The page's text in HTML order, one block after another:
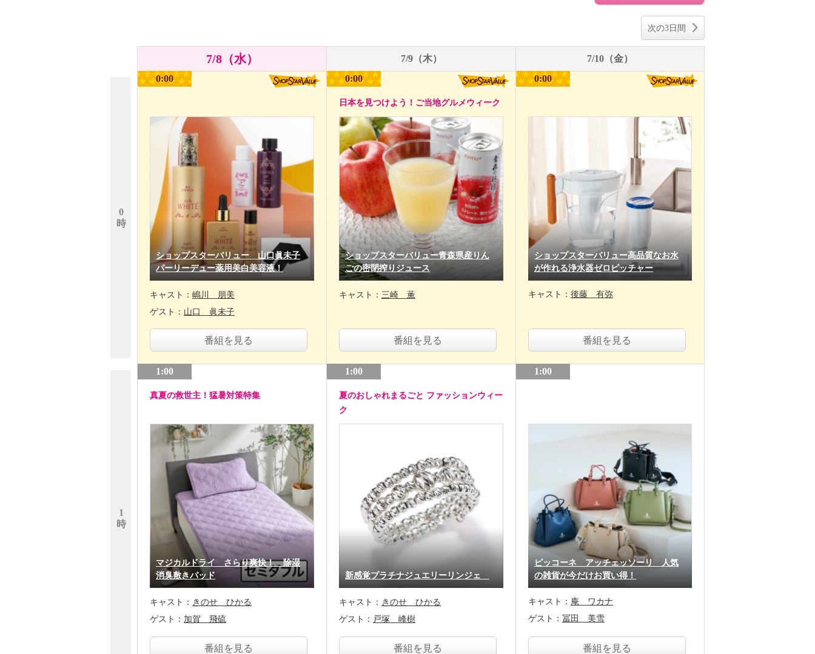
次の3日間
7/8（水） 7/9（木） 7/10（金）
0
時
1
時
0:00
ショップスターバリュー 山口眞未子
パーリーデュー薬用美白美容液！
キャスト： 嶋川 朋美
ゲスト： 山口 眞未子
番組を見る
1:00
真夏の救世主！猛暑対策特集
マジカルドライ さらり爽快！ 除湿
消臭敷きパッド
キャスト： きのせ ひかる
ゲスト： 加賀 飛硫
番組を見る
0:00
日本を見つけよう！ご当地グルメウィーク
ショップスターバリュー青森県産りん
ごの密閉搾りジュース
キャスト： 三崎 薫
番組を見る
1:00
夏のおしゃれまるごと ファッションウィー
ク
新感覚プラチナジュエリーリンジェ
キャスト： きのせ ひかる
ゲスト： 戸塚 峰樹
番組を見る
0:00
ショップスターバリュー高品質なお水
が作れる浄水器ゼロピッチャー
キャスト： 後藤 有弥
番組を見る
1:00
ピッコーネ アッチェッソーリ 人気
の雑貨が今だけお買い得！
キャスト： 庵 ワカナ
ゲスト： 冨田 美雪
番組を見る